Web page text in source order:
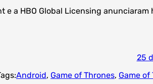
a HBO Global Licensing
25
Android, Game of Thrones, Game